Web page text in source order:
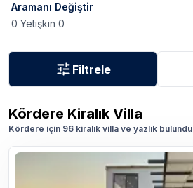
Aramanı Değiştir
0 Yetişkin 0
Filtrele
Kördere Kiralık Villa
Kördere için 96 kiralık villa ve yazlık bulundu